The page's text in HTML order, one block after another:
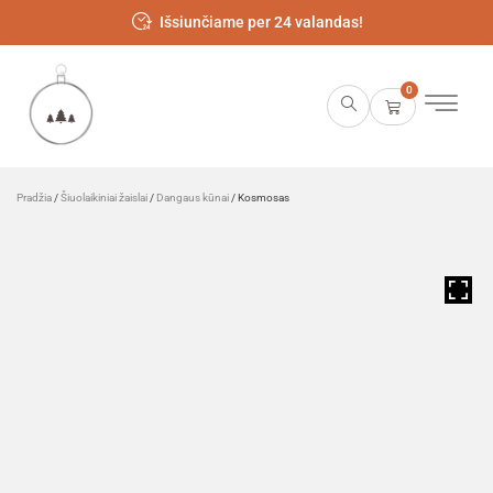
Išsiunčiame per 24 valandas!
0
Pradžia /Šiuolaikiniai žaislai / Dangaus kūnai / Kosmosas